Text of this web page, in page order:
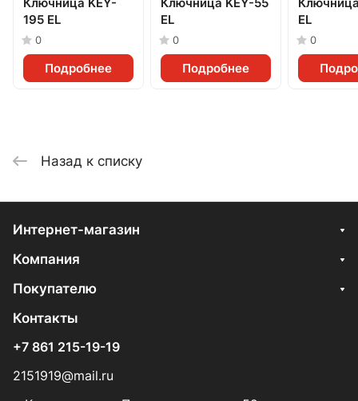
Ключница KEY-
195 EL
0
Подробнее
Ключница KEY-55
EL
0
Подробнее
EL
0
Назад к списку
Интернет-магазин
Компания
Покупателю
Контакты
+7 861 215-19-19
2151919@mail.ru